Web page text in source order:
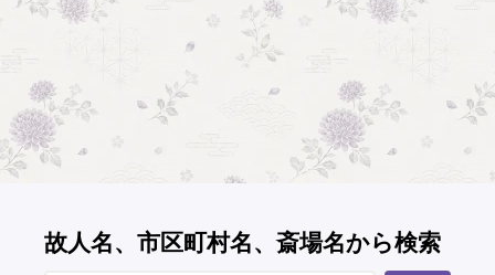
故人名、市区町村名、斎場名から検索